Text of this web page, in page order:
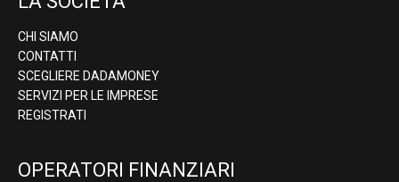
CHI SIAMO
CONTATTI
SCEGLIERE DADAMONEY
SERVIZI PER LE IMPRESE
REGISTRATI
OPERATORI FINANZIARI